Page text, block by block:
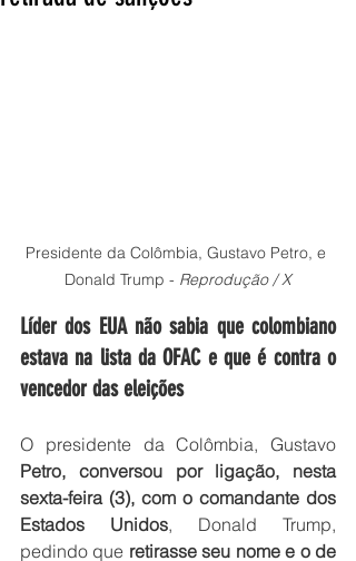
Presidente da Colômbia, Gustavo Petro, e
Donald Trump - Reprodução / X
Líder dos EUA não sabia que colombiano
estava na lista da OFAC e que é contra o
vencedor das eleições
Petro, conversou por ligação, nesta
sexta-feira (3), com o comandante dos
Estados Unidos, Donald Trump,
pedindo que retirasse seu nome e o de